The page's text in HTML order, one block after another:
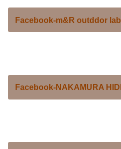
Facebook-m&R outddor lab
Facebook-NAKAMURA